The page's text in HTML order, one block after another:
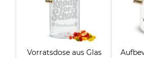
Vorratsdose aus Glas